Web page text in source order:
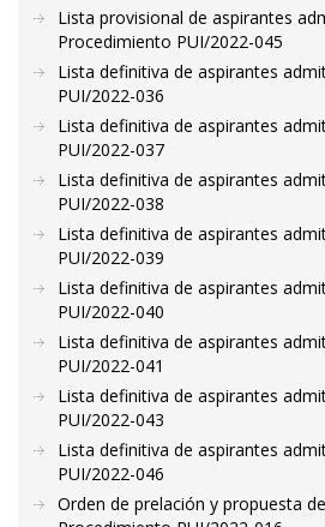
Lista provisional de aspirantes
Procedimiento PUI/2022-045
Lista definitiva de aspirantes
PUI/2022-036
Lista definitiva de aspirantes
PUI/2022-037
Lista definitiva de aspirantes
PUI/2022-038
Lista definitiva de aspirantes
PUI/2022-039
Lista definitiva de aspirantes
PUI/2022-040
Lista definitiva de aspirantes
PUI/2022-041
Lista definitiva de aspirantes
PUI/2022-043
Lista definitiva de aspirantes
PUI/2022-046
Orden de prelación y propuesta